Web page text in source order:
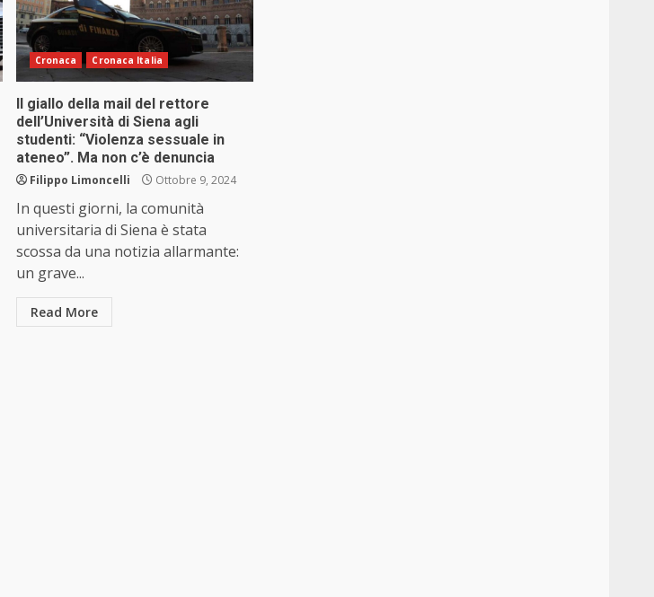
Cronaca Cronaca Italia
Il giallo della mail del rettore
dell’Università di Siena agli
studenti: “Violenza sessuale in
ateneo”. Ma non c’è denuncia
Filippo Limoncelli Ottobre 9, 2024
In questi giorni, la comunità
universitaria di Siena è stata
scossa da una notizia allarmante:
un grave...
Read More